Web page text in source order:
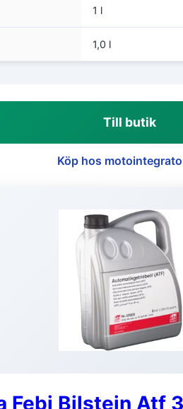
1 l
1,0 l
Till butik
Köp hos
Febi Bilstein Atf